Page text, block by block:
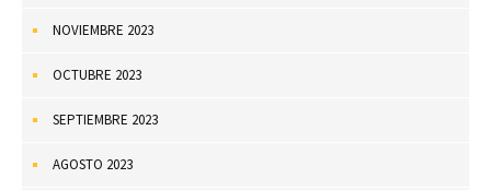
NOVIEMBRE 2023
OCTUBRE 2023
SEPTIEMBRE 2023
AGOSTO 2023